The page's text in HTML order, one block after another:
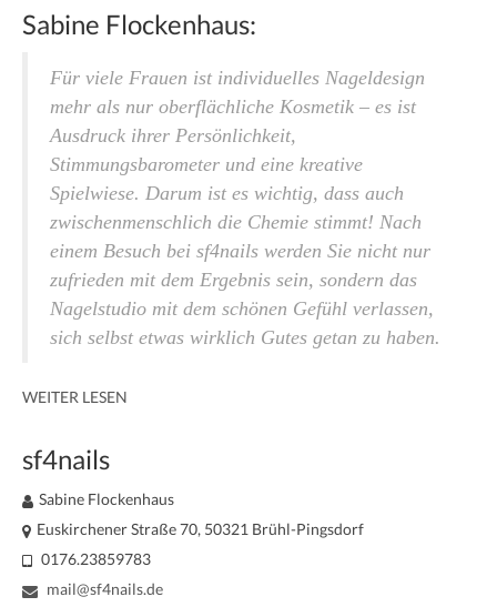
Sabine Flockenhaus:
Für viele Frauen ist individuelles Nageldesign
mehr als nur oberflächliche Kosmetik – es ist
Ausdruck ihrer Persönlichkeit,
Stimmungsbarometer und eine kreative
Spielwiese. Darum ist es wichtig, dass auch
zwischen­menschlich die Chemie stimmt! Nach
einem Besuch bei sf4nails werden Sie nicht nur
zufrieden mit dem Ergebnis sein, sondern das
Nagelstudio mit dem schönen Gefühl verlassen,
sich selbst etwas wirklich Gutes getan zu haben.
WEITER LESEN
sf4nails
Sabine Flockenhaus
Euskirchener Straße 70, 50321 Brühl-Pingsdorf
0176.23859783
mail@sf4nails.de